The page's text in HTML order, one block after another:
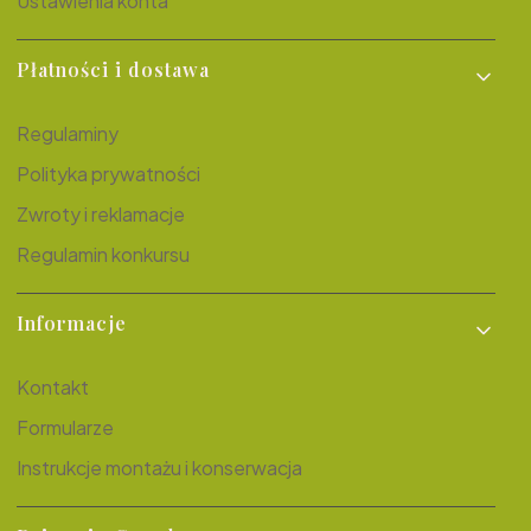
Płatności i dostawa
Regulaminy
Polityka prywatności
Zwroty i reklamacje
Regulamin konkursu
Informacje
Kontakt
Formularze
Instrukcje montażu i konserwacja